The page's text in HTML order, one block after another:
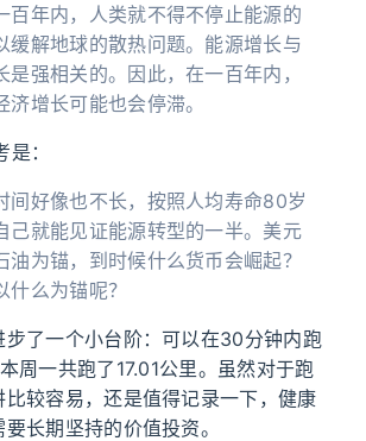
百年内，人类就不得不停止能源的
缓解地球的散热问题。能源增长与
是强相关的。因此，在一百年内，
济增长可能也会停滞。
：
间好像也不长，按照人均寿命80岁
己就能见证能源转型的一半。美元
油为锚，到时候什么货币会崛起？
什么为锚呢？
步了一个小台阶：可以在30分钟内跑
周一共跑了17.01公里。虽然对于跑
比较容易，还是值得记录一下，健康
长期坚持的价值投资。